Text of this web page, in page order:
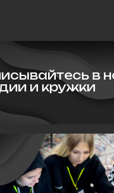
в
и кружки